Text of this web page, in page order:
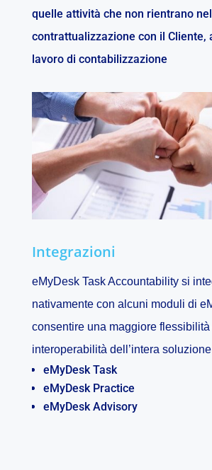
quelle attività che non rientrano
contrattualizzazione con il Cliente,
lavoro di contabilizzazione
Integrazioni
eMyDesk Task Accountability si
nativamente con alcuni moduli di
consentire una maggiore flessibilità
interoperabilità dell’intera
eMyDesk Task
eMyDesk Practice
eMyDesk Advisory